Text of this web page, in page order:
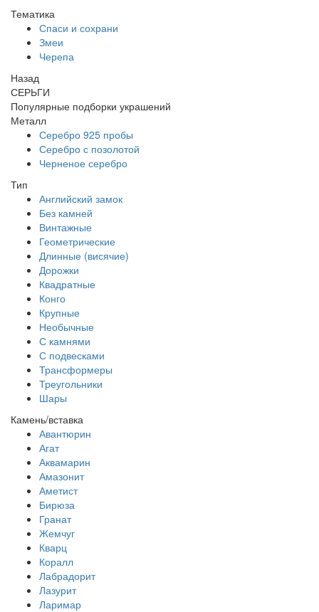
Тематика
Спаси и сохрани
Змеи
Черепа
Назад
СЕРЬГИ
Популярные подборки украшений
Металл
Серебро 925 пробы
Серебро с позолотой
Черненое серебро
Тип
Английский замок
Без камней
Винтажные
Геометрические
Длинные (висячие)
Дорожки
Квадратные
Конго
Крупные
Необычные
С камнями
С подвесками
Трансформеры
Треугольники
Шары
Камень/вставка
Авантюрин
Агат
Аквамарин
Амазонит
Аметист
Бирюза
Гранат
Жемчуг
Кварц
Коралл
Лабрадорит
Лазурит
Ларимар